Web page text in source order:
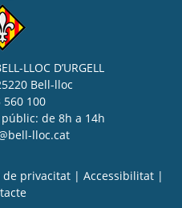
LLOC D’URGELL
Bell-lloc
560 100
de 8h a 14h
lloc.cat
de privacitat | Accessibilitat |